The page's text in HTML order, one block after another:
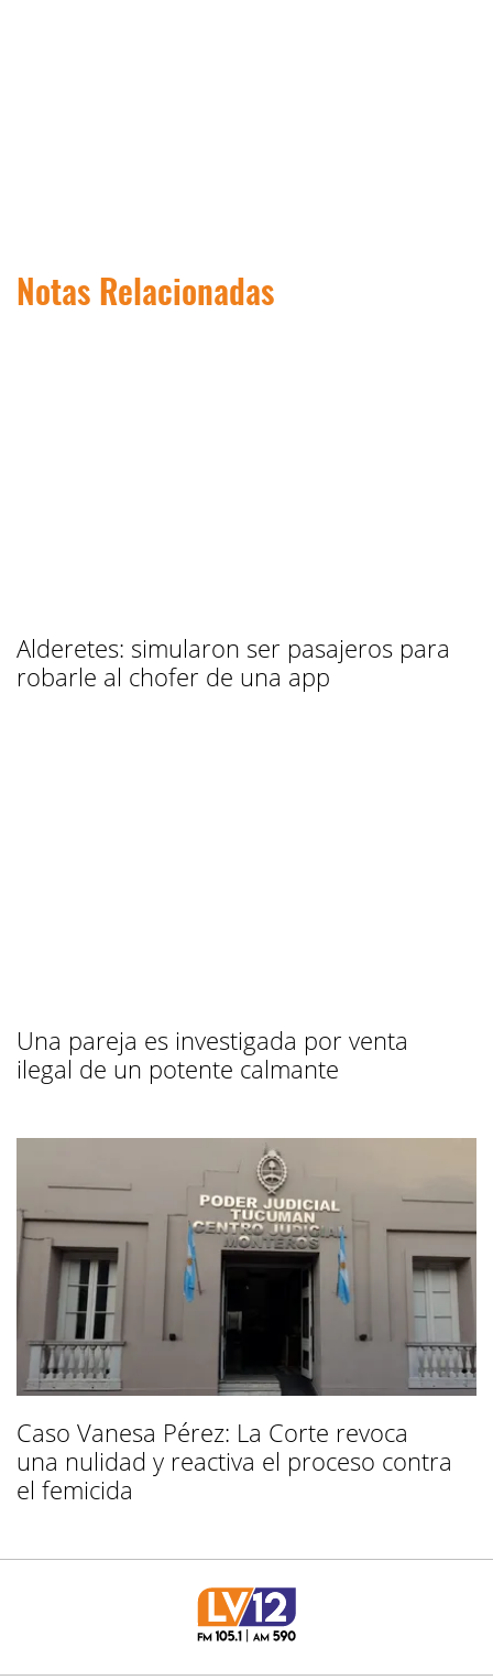
Notas Relacionadas
Alderetes: simularon ser pasajeros para
robarle al chofer de una app
Una pareja es investigada por venta
ilegal de un potente calmante
Caso Vanesa Pérez: La Corte revoca
una nulidad y reactiva el proceso contra
el femicida